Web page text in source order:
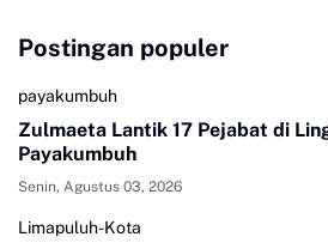
Postingan populer
payakumbuh
Zulmaeta Lantik 17 Pejabat di
Payakumbuh
Senin, Agustus 03, 2026
Limapuluh-Kota